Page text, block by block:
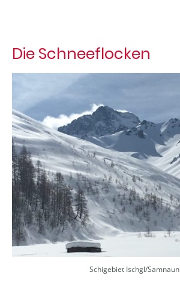
Die Schneeflocken
Schigebiet Ischgl/Samnaun